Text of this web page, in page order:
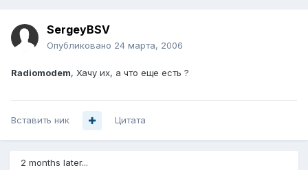
SergeyBSV
Опубликовано 24 марта, 2006
Radiomodem, Хачу их, а что еще есть ?
Вставить ник Цитата
2 months later...